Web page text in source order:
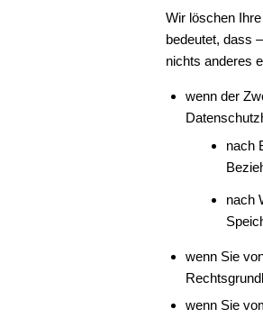
Wir löschen
bedeutet, dass
nichts anderes
wenn der
nach
nach
wenn Sie
wenn Sie